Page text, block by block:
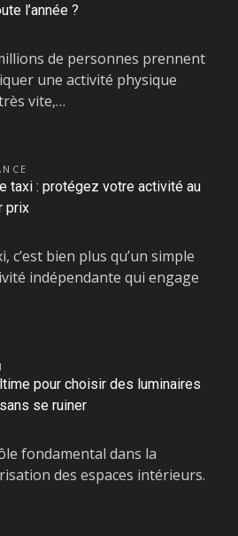
l’année ?
de personnes prennent
une activité physique
vite,…
taxi : protégez votre activité au
prix
c’est bien plus qu’un simple
indépendante qui engage
pour choisir des luminaires
se ruiner
fondamental dans la
des espaces intérieurs.